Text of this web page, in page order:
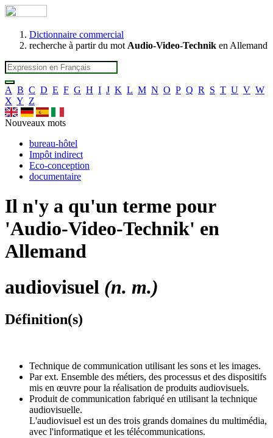
Dictionnaire commercial
recherche à partir du mot Audio-Video-Technik en Allemand
A B C D E F G H I J K L M N O P Q R S T U V W
X Y Z
Nouveaux mots
bureau-hôtel
Impôt indirect
Eco-conception
documentaire
Il n'y a qu'un terme pour
'Audio-Video-Technik' en
Allemand
audiovisuel (n. m.)
Définition(s)
Technique de communication utilisant les sons et les images.
Par ext. Ensemble des métiers, des processus et des dispositifs
mis en œuvre pour la réalisation de produits audiovisuels.
Produit de communication fabriqué en utilisant la technique
audiovisuelle.
L'audiovisuel est un des trois grands domaines du multimédia,
avec l'informatique et les télécommunications.